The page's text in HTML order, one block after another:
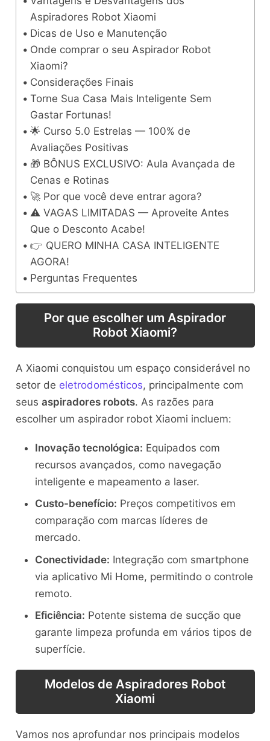
Aspiradores Robot Xiaomi
Dicas de Uso e Manutenção
Onde comprar o seu Aspirador Robot
Xiaomi?
Considerações Finais
Torne Sua Casa Mais Inteligente Sem
Gastar Fortunas!
🌟 Curso 5.0 Estrelas — 100% de
Avaliações Positivas
🎁 BÔNUS EXCLUSIVO: Aula Avançada de
Cenas e Rotinas
🚀 Por que você deve entrar agora?
⚠️ VAGAS LIMITADAS — Aproveite Antes
Que o Desconto Acabe!
👉 QUERO MINHA CASA INTELIGENTE
AGORA!
Perguntas Frequentes
Por que escolher um Aspirador
Robot Xiaomi?
A Xiaomi conquistou um espaço considerável no
setor de eletrodomésticos, principalmente com
seus aspiradores robots. As razões para
escolher um aspirador robot Xiaomi incluem:
Inovação tecnológica: Equipados com
recursos avançados, como navegação
inteligente e mapeamento a laser.
Custo-benefício: Preços competitivos em
comparação com marcas líderes de
mercado.
Conectividade: Integração com smartphone
via aplicativo Mi Home, permitindo o controle
remoto.
Eficiência: Potente sistema de sucção que
garante limpeza profunda em vários tipos de
superfície.
Modelos de Aspiradores Robot
Xiaomi
Vamos nos aprofundar nos principais modelos